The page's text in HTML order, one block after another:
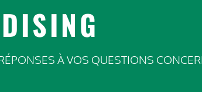
À VOS QUESTIONS